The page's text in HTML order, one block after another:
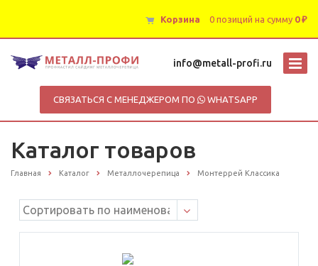
Корзина 0 позиций на сумму 0 ₽
info@metall-profi.ru
СВЯЗАТЬСЯ С МЕНЕДЖЕРОМ ПО WHATSAPP
Каталог товаров
Главная Каталог Металлочерепица Монтеррей Классика